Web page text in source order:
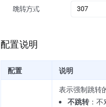
配置说明
配置 说明
表示强制跳转
不跳转：不